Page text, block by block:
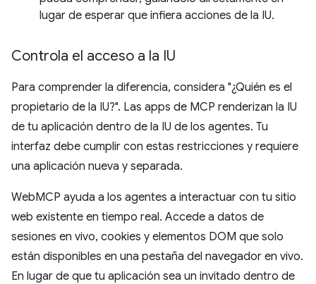
lugar de esperar que infiera acciones de la IU.
Controla el acceso a la IU
Para comprender la diferencia, considera "¿Quién es el
propietario de la IU?". Las apps de MCP renderizan la IU
de tu aplicación dentro de la IU de los agentes. Tu
interfaz debe cumplir con estas restricciones y requiere
una aplicación nueva y separada.
WebMCP ayuda a los agentes a interactuar con tu sitio
web existente en tiempo real. Accede a datos de
sesiones en vivo, cookies y elementos DOM que solo
están disponibles en una pestaña del navegador en vivo.
En lugar de que tu aplicación sea un invitado dentro de